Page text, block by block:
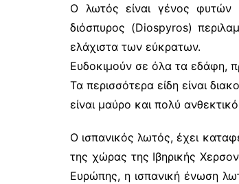
O λωτός είναι γένος φυτών
διόσπυρος (Diospyros)
ελάχιστα των εύκρατων.
Ευδοκιμούν σε όλα τα εδάφη,
Τα περισσότερα είδη είναι
είναι μαύρο και πολύ
Ο ισπανικός λωτός, έχει
της χώρας της Ιβηρικής
Ευρώπης, η ισπανική ένωση